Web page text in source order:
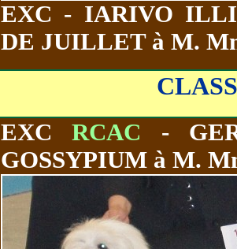
EXC - IARIVO
DE JUILLET à M.
EXC RCAC -
GOSSYPIUM à M.